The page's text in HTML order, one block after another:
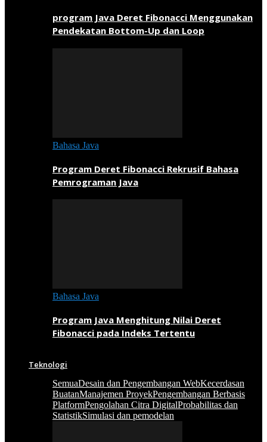
program Java Deret Fibonacci Menggunakan
Pendekatan Bottom-Up dan Loop
Bahasa Java
Program Deret Fibonacci Rekrusif Bahasa
Pemrograman Java
Bahasa Java
Program Java Menghitung Nilai Deret
Fibonacci pada Indeks Tertentu
Teknologi
SemuaDesain dan Pengembangan WebKecerdasan
BuatanManajemen ProyekPengembangan Berbasis
PlatformPengolahan Citra DigitalProbabilitas dan
StatistikSimulasi dan pemodelan